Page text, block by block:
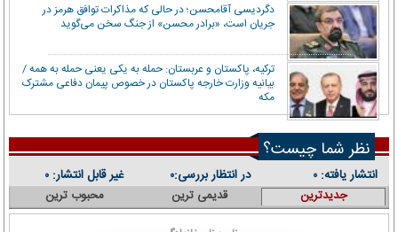
دگردیسی آقامحسن؛ در حالی که مذاکرات توافق هرمز در
جریان است، «برادر محسن» از جنگ سخن می‌گوید
ترکیه، پاکستان و عربستان: حمله به یکی یعنی حمله به همه /
بیانیه وزارت خارجه پاکستان در خصوص پیمان دفاعی مشترک
مکه
نظر شما چیست؟
انتشار یافته: ۰ در انتظار بررسی:۰ غیر قابل انتشار: ۰
جدیدترین قدیمی ترین محبوب ترین